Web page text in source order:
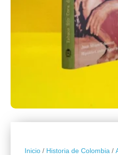
Inicio/ Historia de Colombia /